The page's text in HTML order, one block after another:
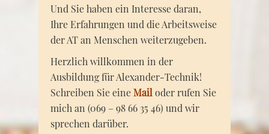
Und Sie haben ein Interesse daran,
Ihre Erfahrungen und die Arbeitsweise
der AT an Menschen weiterzugeben.
Herzlich willkommen in der
Ausbildung für Alexander-Technik!
Schreiben Sie eineMail oder rufen Sie
mich an (069 – 98 66 35 46) und wir
sprechen darüber.